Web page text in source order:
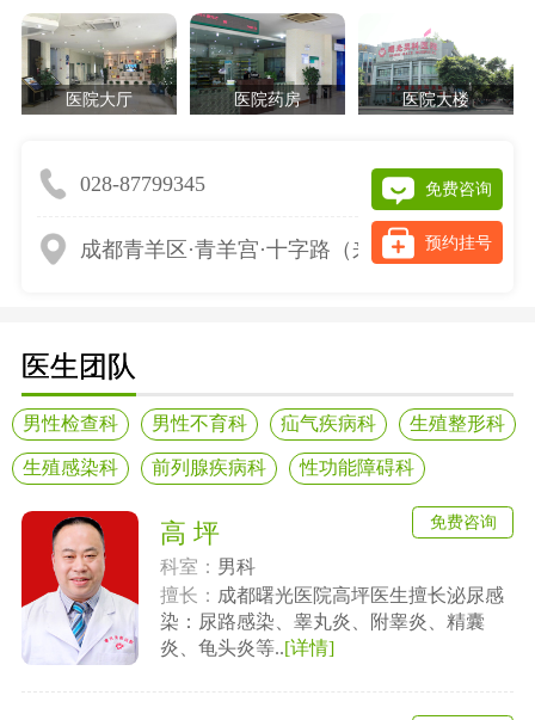
医院大厅 医院药房 医院大楼
028-87799345
成都青羊区·青羊宫·十字路（来院请提前网上预
免费咨询
预约挂号
医生团队
男性检查科 男性不育科 疝气疾病科 生殖整形科
生殖感染科 前列腺疾病科 性功能障碍科
高 坪
科室： 男科
擅长： 成都曙光医院高坪医生擅长泌尿感
染：尿路感染、睾丸炎、附睾炎、精囊
炎、龟头炎等..[详情]
免费咨询